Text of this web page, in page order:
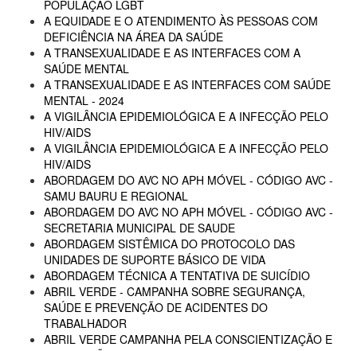
POPULAÇÃO LGBT
A EQUIDADE E O ATENDIMENTO ÀS PESSOAS COM
DEFICIÊNCIA NA ÁREA DA SAÚDE
A TRANSEXUALIDADE E AS INTERFACES COM A
SAÚDE MENTAL
A TRANSEXUALIDADE E AS INTERFACES COM SAÚDE
MENTAL - 2024
A VIGILÂNCIA EPIDEMIOLÓGICA E A INFECÇÃO PELO
HIV/AIDS
A VIGILÂNCIA EPIDEMIOLÓGICA E A INFECÇÃO PELO
HIV/AIDS
ABORDAGEM DO AVC NO APH MÓVEL - CÓDIGO AVC -
SAMU BAURU E REGIONAL
ABORDAGEM DO AVC NO APH MÓVEL - CÓDIGO AVC -
SECRETARIA MUNICIPAL DE SAUDE
ABORDAGEM SISTÊMICA DO PROTOCOLO DAS
UNIDADES DE SUPORTE BÁSICO DE VIDA
ABORDAGEM TÉCNICA A TENTATIVA DE SUICÍDIO
ABRIL VERDE - CAMPANHA SOBRE SEGURANÇA,
SAÚDE E PREVENÇÃO DE ACIDENTES DO
TRABALHADOR
ABRIL VERDE CAMPANHA PELA CONSCIENTIZAÇÃO E